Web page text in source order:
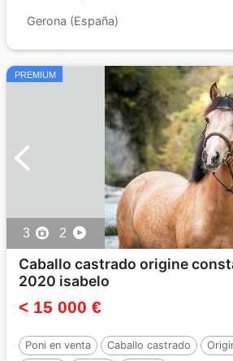
Gerona (España)
PREMIUM
3 2
Caballo castrado origine
2020 isabelo
< 15 000 €
Poni en venta Caballo castrado